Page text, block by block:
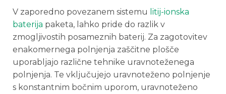
V zaporedno povezanem sistemu litij-ionska
baterija paketa, lahko pride do razlik v
zmogljivostih posameznih baterij. Za zagotovitev
enakomernega polnjenja zaščitne plošče
uporabljajo različne tehnike uravnoteženega
polnjenja. Te vključujejo uravnoteženo polnjenje
s konstantnim bočnim uporom, uravnoteženo